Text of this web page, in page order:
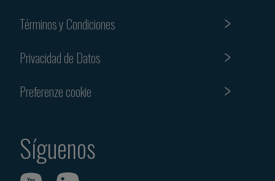
Términos y Condiciones
Privacidad de Datos
Preferenze cookie
Síguenos